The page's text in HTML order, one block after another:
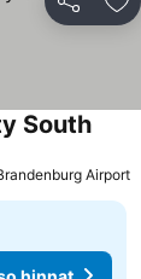
Jaa
South
Airport